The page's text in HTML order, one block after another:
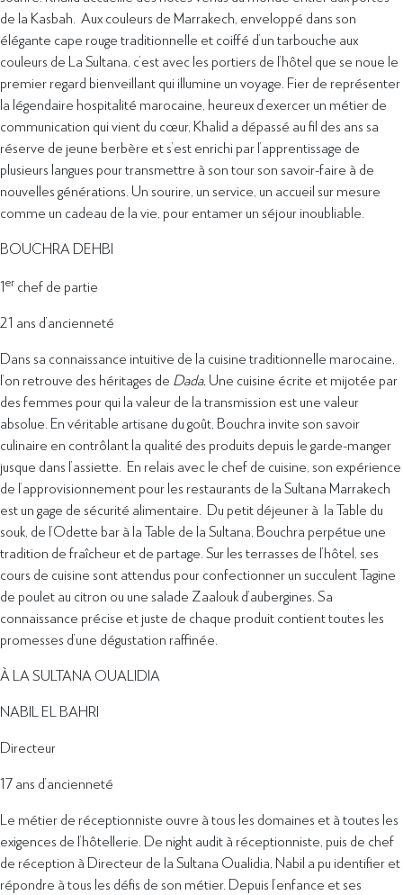
de la Kasbah. Aux couleurs de Marrakech, enveloppé dans son
élégante cape rouge traditionnelle et coiffé d’un tarbouche aux
couleurs de La Sultana, c’est avec les portiers de l’hôtel que se noue le
premier regard bienveillant qui illumine un voyage. Fier de représenter
la légendaire hospitalité marocaine, heureux d’exercer un métier de
communication qui vient du cœur, Khalid a dépassé au fil des ans sa
réserve de jeune berbère et s’est enrichi par l’apprentissage de
plusieurs langues pour transmettre à son tour son savoir-faire à de
nouvelles générations. Un sourire, un service, un accueil sur mesure
comme un cadeau de la vie, pour entamer un séjour inoubliable.
BOUCHRA DEHBI
1er chef de partie
21 ans d’ancienneté
Dans sa connaissance intuitive de la cuisine traditionnelle marocaine,
l’on retrouve des héritages de Dada. Une cuisine écrite et mijotée par
des femmes pour qui la valeur de la transmission est une valeur
absolue. En véritable artisane du goût, Bouchra invite son savoir
culinaire en contrôlant la qualité des produits depuis le garde-manger
jusque dans l’assiette. En relais avec le chef de cuisine, son expérience
de l’approvisionnement pour les restaurants de la Sultana Marrakech
est un gage de sécurité alimentaire. Du petit déjeuner à la Table du
souk, de l’Odette bar à la Table de la Sultana, Bouchra perpétue une
tradition de fraîcheur et de partage. Sur les terrasses de l’hôtel, ses
cours de cuisine sont attendus pour confectionner un succulent Tagine
de poulet au citron ou une salade Zaalouk d’aubergines. Sa
connaissance précise et juste de chaque produit contient toutes les
promesses d’une dégustation raffinée.
À LA SULTANA OUALIDIA
NABIL EL BAHRI
Directeur
17 ans d’ancienneté
Le métier de réceptionniste ouvre à tous les domaines et à toutes les
exigences de l’hôtellerie. De night audit à réceptionniste, puis de chef
de réception à Directeur de la Sultana Oualidia, Nabil a pu identifier et
répondre à tous les défis de son métier. Depuis l’enfance et ses